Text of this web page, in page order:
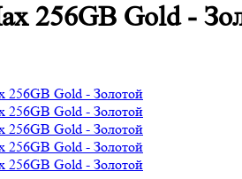
256GB Gold -